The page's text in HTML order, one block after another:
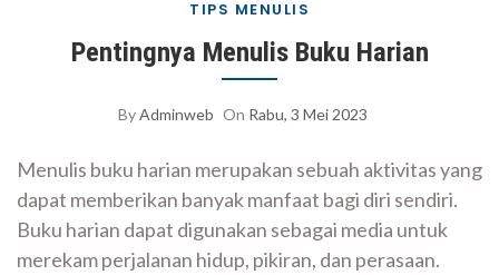
TIPS MENULIS
Pentingnya Menulis Buku Harian
ByAdminweb On Rabu, 3 Mei 2023
Menulis buku harian merupakan sebuah aktivitas yang
dapat memberikan banyak manfaat bagi diri sendiri.
Buku harian dapat digunakan sebagai media untuk
merekam perjalanan hidup, pikiran, dan perasaan.